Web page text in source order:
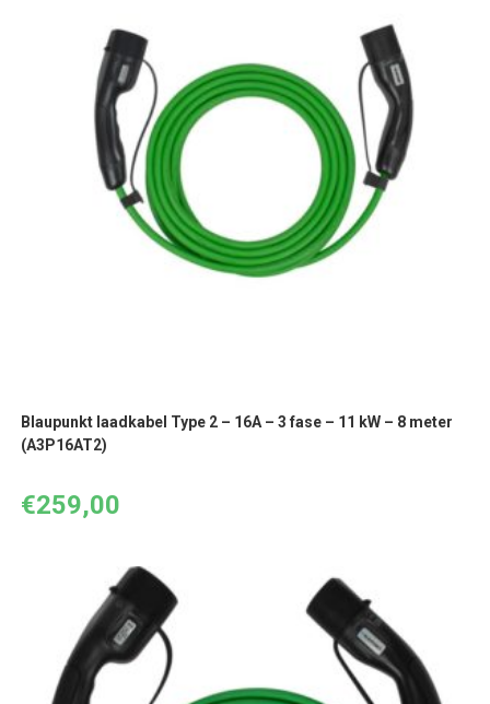
Blaupunkt laadkabel Type 2 – 16A – 3 fase – 11 kW – 8 meter
(A3P16AT2)
€259,00